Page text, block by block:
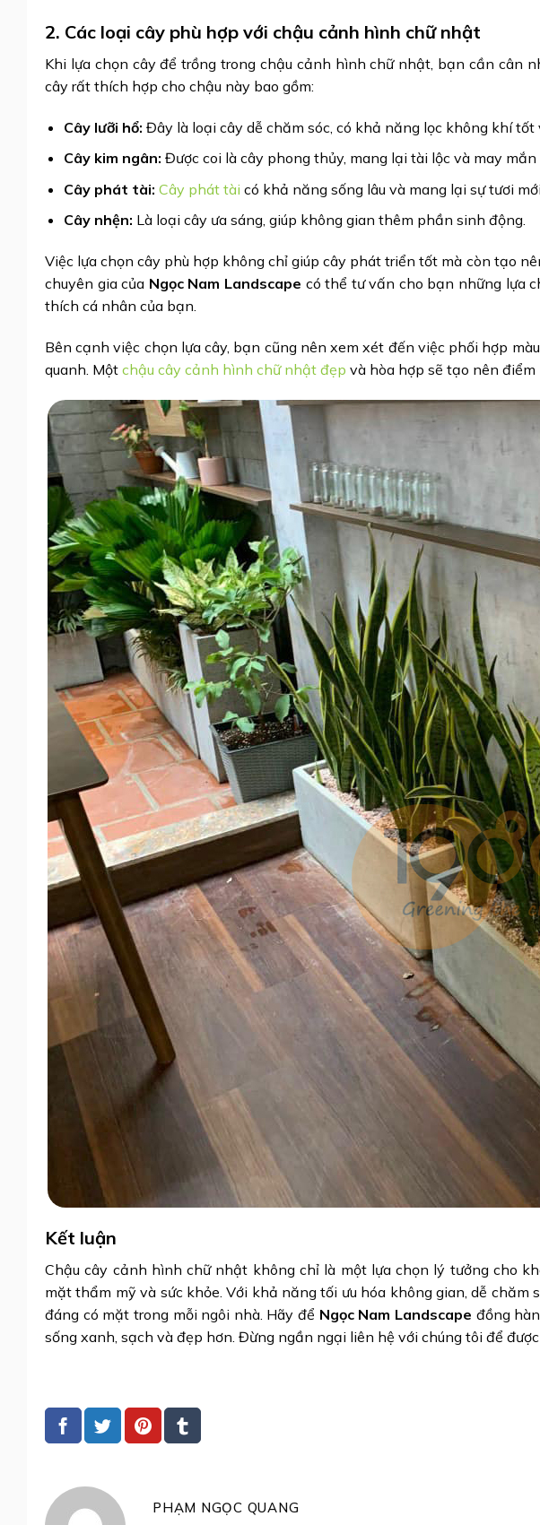
2. Các loại cây phù hợp với chậu cảnh hình chữ nhật
Khi lựa chọn cây để trồng trong chậu cảnh hình chữ nhật, bạn cần cân
cây rất thích hợp cho chậu này bao gồm:
Cây lưỡi hổ: Đây là loại cây dễ chăm sóc, có khả năng lọc không khí
Cây kim ngân: Được coi là cây phong thủy, mang lại tài lộc và may mắn
Cây phát tài: Cây phát tài có khả năng sống lâu và mang lại sự tươi
Cây nhện: Là loại cây ưa sáng, giúp không gian thêm phần sinh động.
Việc lựa chọn cây phù hợp không chỉ giúp cây phát triển tốt mà còn tạo
chuyên gia của Ngọc Nam Landscape có thể tư vấn cho bạn những lựa
thích cá nhân của bạn.
Bên cạnh việc chọn lựa cây, bạn cũng nên xem xét đến việc phối hợp
quanh. Một chậu cây cảnh hình chữ nhật đẹp và hòa hợp sẽ tạo nên
Kết luận
Chậu cây cảnh hình chữ nhật không chỉ là một lựa chọn lý tưởng cho
mặt thẩm mỹ và sức khỏe. Với khả năng tối ưu hóa không gian, dễ chăm
đáng có mặt trong mỗi ngôi nhà. Hãy để Ngọc Nam Landscape đồng
sống xanh, sạch và đẹp hơn. Đừng ngần ngại liên hệ với chúng tôi để
PHẠM NGỌC QUANG